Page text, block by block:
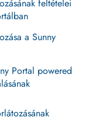
feltételei
a Sunny
Portal powered